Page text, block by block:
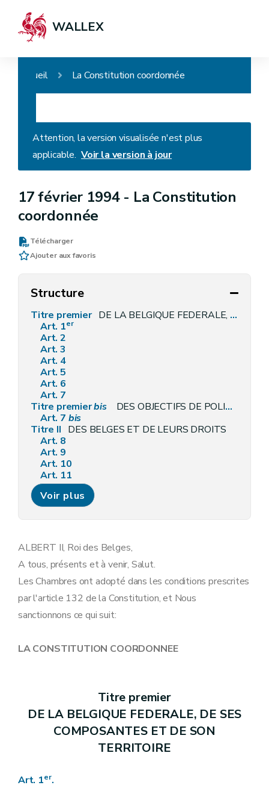
WALLEX
Accueil La Constitution coordonnée
Attention, la version visualisée n'est plus
applicable. Voir la version à jour
17 février 1994 - La Constitution
coordonnée
Télécharger
Ajouter aux favoris
Structure
Titre premier DE LA BELGIQUE FEDERALE, DE SES COMPOSANTES ET DE SON TERRITOIRE
Art. 1er
Art. 2
Art. 3
Art. 4
Art. 5
Art. 6
Art. 7
Titre premierbis
DES OBJECTIFS DE POLITIQUE GENERALE DE LA BELGIQUE FEDERALE, DES COMMUNAUTES ET DES REGIONS
Art. 7 bis
Titre II DES BELGES ET DE LEURS DROITS
Art. 8
Art. 9
Art. 10
Art. 11
Art. 11bis
Art. 12
Art. 13
Art. 15
Art. 16
Art. 17
Art. 18
Art. 20
Art. 21
Art. 23
Art. 29
Art. 30
Art. 31
Art. 33
Art. 34
Voir plus
ALBERT II, Roi des Belges,
A tous, présents et à venir, Salut.
Les Chambres ont adopté dans les conditions prescrites
par l'article 132 de la Constitution, et Nous
sanctionnons ce qui suit:
LA CONSTITUTION COORDONNEE
Titre premier
DE LA BELGIQUE FEDERALE, DE SES
COMPOSANTES ET DE SON
TERRITOIRE
Art. 1er.